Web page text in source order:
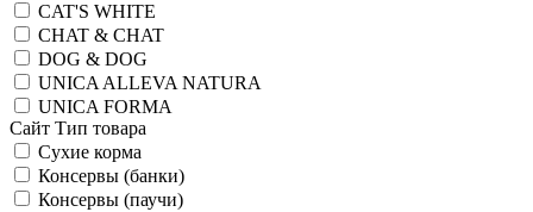
CAT'S WHITE
CHAT & CHAT
DOG & DOG
UNICA ALLEVA NATURA
UNICA FORMA
Сайт Тип товара
Сухие корма
Консервы (банки)
Консервы (паучи)